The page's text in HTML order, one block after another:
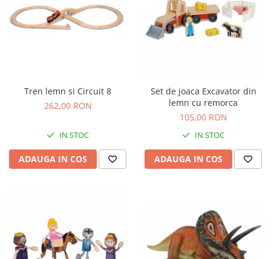
Tren lemn si Circuit 8
262,00 RON
IN STOC
ADAUGA IN COS
Set de joaca Excavator din
lemn cu remorca
105,00 RON
IN STOC
ADAUGA IN COS